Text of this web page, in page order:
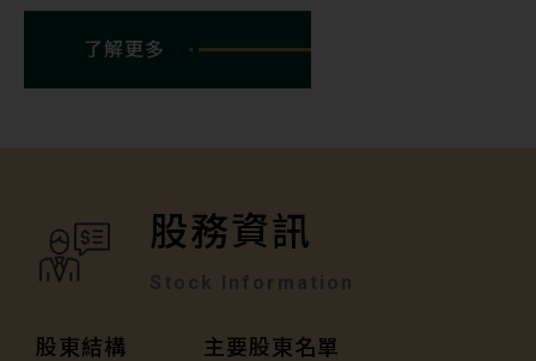
了解更多
股務資訊
Stock Information
股東結構
主要股東名單